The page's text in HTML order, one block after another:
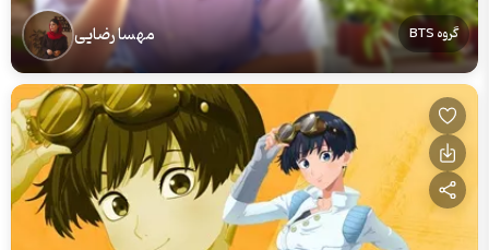
گروه BTS مهسا رضایی